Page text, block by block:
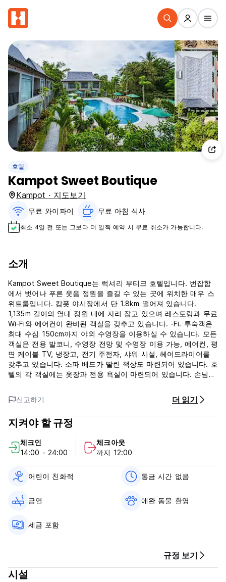
호텔
Kampot Sweet Boutique
Kampot · 지도보기
무료 와이파이 무료 아침 식사‎
최소 4일 전 또는 그보다 더 일찍 예약 시 무료 취소가 가능합니다.
소개
Kampot Sweet Boutique는 럭셔리 부티크 호텔입니다. 번잡함
에서 벗어나 푸른 웃음 정원을 즐길 수 있는 곳에 위치한 매우 스
위트룸입니다. 캄폿 야시장에서 단 1.8km 떨어져 있습니다.
1,135m 길이의 열대 정원 내에 자리 잡고 있으며 레스토랑과 무료
Wi-Fi와 에어컨이 완비된 객실을 갖추고 있습니다. -Fi. 투숙객은
최대 수심 150cm까지 야외 수영장을 이용하실 수 있습니다. 모든
객실은 전용 발코니, 수영장 전망 및 수영장 이용 가능, 에어컨, 평
면 케이블 TV, 냉장고, 전기 주전자, 샤워 시설, 헤어드라이어를
갖추고 있습니다. 소파 베드가 딸린 책상도 마련되어 있습니다. 호
텔의 각 객실에는 옷장과 전용 욕실이 마련되어 있습니다. 손님들
를 위해 본 숙소는 최고의 서비스와 편의 시설을 제공합니다. 본
숙소에는 Wi-Fi (무료/전 객실), 24시간 경비 서비스, 일일 청소
서비스,
정원에 위치한 Sweet Restaurant에서는 크메르 요리, 아시아 요
는 야외 수영장에서 다양한 맥주, 칵테일, 와인을 즐기실 수 있습
니다.
취소 정책: 도착 3일 전. 늦게 취소하거나 노쇼(No Show)하는 경
체크인 시간은 14:00~23:00입니다.
세금이 포함되어 있습니다.
아침 식사가 포함되어 있습니다.
신고하기 더 읽기
지켜야 할 규정
체크인
14:00 - 24:00
체크아웃
까지 12:00
어린이 친화적 통금 시간 없음
금연 애완 동물 환영
세금 포함
규정 보기
시설